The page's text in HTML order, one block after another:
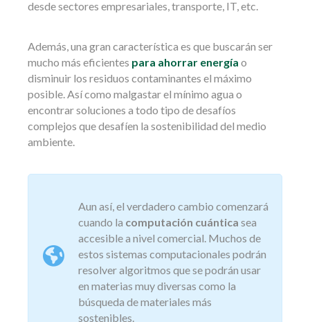
desde sectores empresariales, transporte, IT, etc.
Además, una gran característica es que buscarán ser
mucho más eficientes para ahorrar energía o
disminuir los residuos contaminantes el máximo
posible. Así como malgastar el mínimo agua o
encontrar soluciones a todo tipo de desafíos
complejos que desafíen la sostenibilidad del medio
ambiente.
Aun así, el verdadero cambio comenzará
cuando la computación cuántica sea
accesible a nivel comercial. Muchos de
estos sistemas computacionales podrán
resolver algoritmos que se podrán usar
en materias muy diversas como la
búsqueda de materiales más
sostenibles.